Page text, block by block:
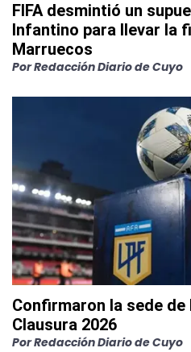
FIFA desmintió un
Infantino para llevar la
Marruecos
PorRedacción Diario de Cuyo
Confirmaron la sede
Clausura 2026
PorRedacción Diario de Cuyo